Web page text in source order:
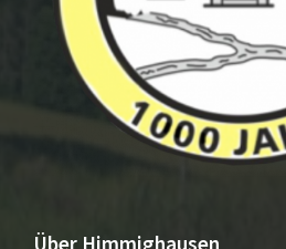
Über Himmighausen